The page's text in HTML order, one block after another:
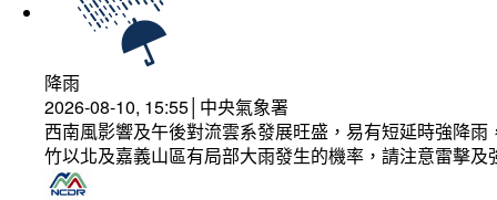
降雨
2026-08-10, 15:55│中央氣象署
西南風影響及午後對流雲系發展旺盛，易有短延時強降
竹以北及嘉義山區有局部大雨發生的機率，請注意雷擊